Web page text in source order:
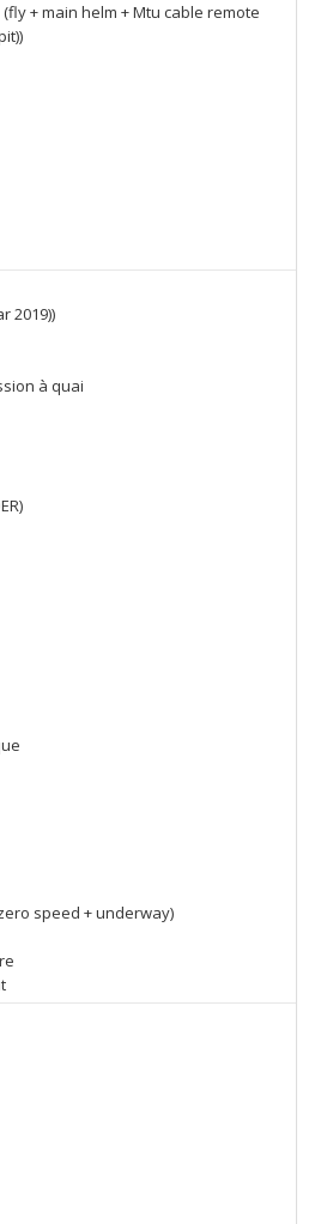
+ main helm + Mtu cable remote
2019))
à quai
speed + underway)